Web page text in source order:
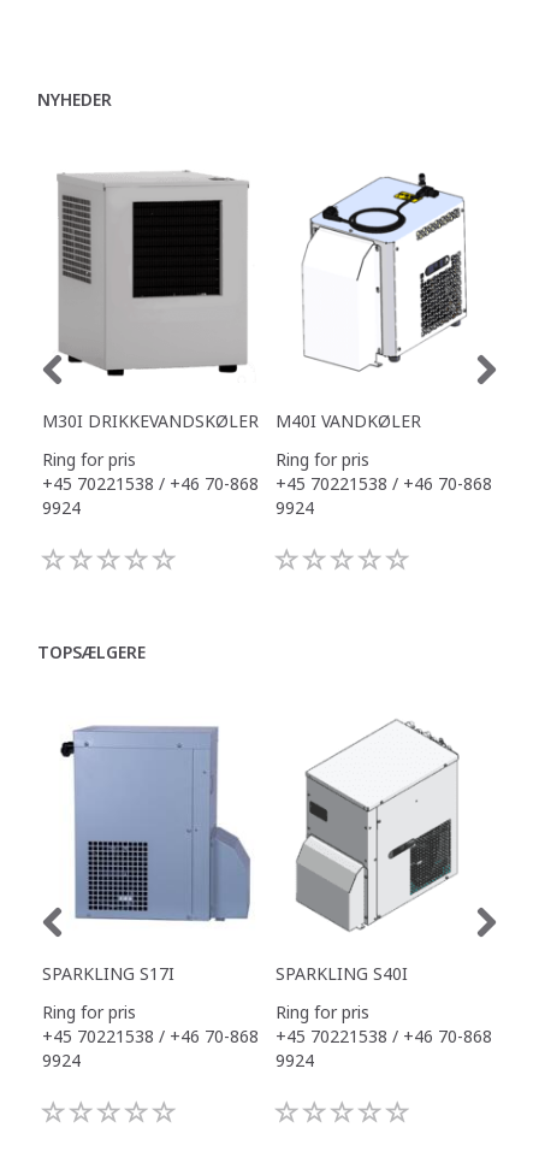
NYHEDER
M30I DRIKKEVANDSKØLER
Ring for pris
+45 70221538 / +46 70-868
9924
M40I VANDKØLER
Ring for pris
+45 70221538 / +46 70-868
9924
TOPSÆLGERE
SPARKLING S17I
Ring for pris
+45 70221538 / +46 70-868
9924
SPARKLING S40I
Ring for pris
+45 70221538 / +46 70-868
9924